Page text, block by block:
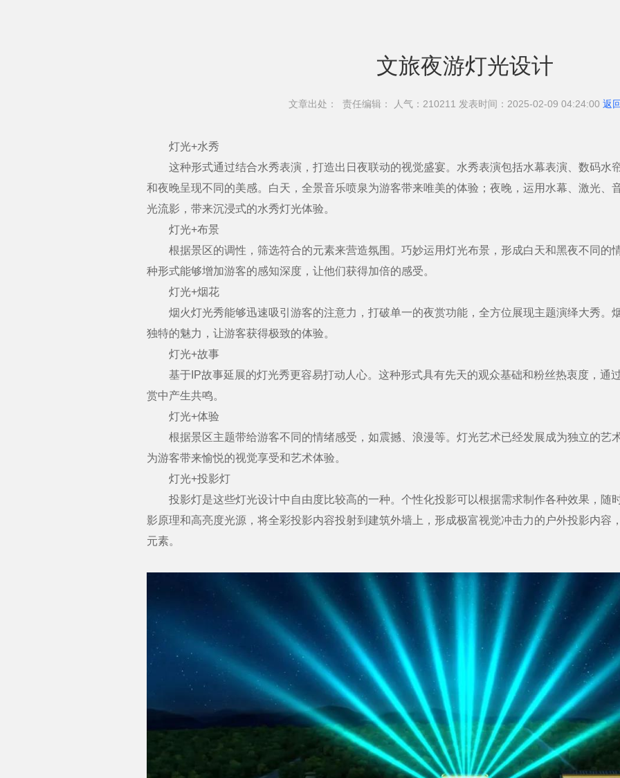
文旅夜游灯光设计
文章出处： 责任编辑： 人气：210211 发表时间：2025-02-09 04:24:00 返
灯光+水秀
这种形式通过结合水秀表演，打造出日夜联动的视觉盛宴。水秀表演包括水幕表演、数码水
和夜晚呈现不同的美感。白天，全景音乐喷泉为游客带来唯美的体验；夜晚，运用水幕、激光、
光流影，带来沉浸式的水秀灯光体验。
灯光+布景
根据景区的调性，筛选符合的元素来营造氛围。巧妙运用灯光布景，形成白天和黑夜不同的
种形式能够增加游客的感知深度，让他们获得加倍的感受。
灯光+烟花
烟火灯光秀能够迅速吸引游客的注意力，打破单一的夜赏功能，全方位展现主题演绎大秀。
独特的魅力，让游客获得极致的体验。
灯光+故事
基于IP故事延展的灯光秀更容易打动人心。这种形式具有先天的观众基础和粉丝热衷度，通
赏中产生共鸣。
灯光+体验
根据景区主题带给游客不同的情绪感受，如震撼、浪漫等。灯光艺术已经发展成为独立的艺
为游客带来愉悦的视觉享受和艺术体验。
灯光+投影灯
投影灯是这些灯光设计中自由度比较高的一种。个性化投影可以根据需求制作各种效果，随
影原理和高亮度光源，将全彩投影内容投射到建筑外墙上，形成极富视觉冲击力的户外投影内容
元素。